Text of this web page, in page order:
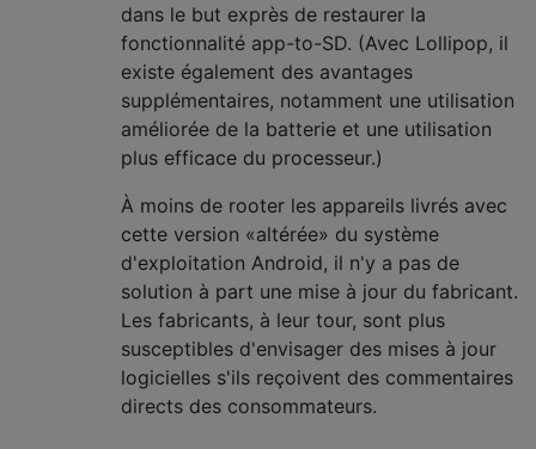
dans le but exprès de restaurer la
fonctionnalité app-to-SD. (Avec Lollipop, il
existe également des avantages
supplémentaires, notamment une utilisation
améliorée de la batterie et une utilisation
plus efficace du processeur.)
À moins de rooter les appareils livrés avec
cette version «altérée» du système
d'exploitation Android, il n'y a pas de
solution à part une mise à jour du fabricant.
Les fabricants, à leur tour, sont plus
susceptibles d'envisager des mises à jour
logicielles s'ils reçoivent des commentaires
directs des consommateurs.